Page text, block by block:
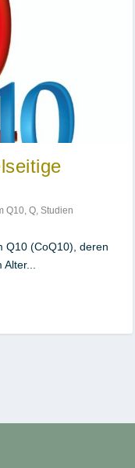
Q10,Q,Studien
Q10 (CoQ10), deren